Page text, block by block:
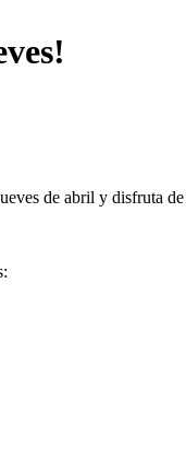
de abril y disfruta